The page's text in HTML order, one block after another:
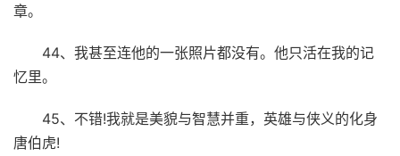
章。
44、我甚至连他的一张照片都没有。他只活在我的记
忆里。
45、不错!我就是美貌与智慧并重，英雄与侠义的化身
唐伯虎!